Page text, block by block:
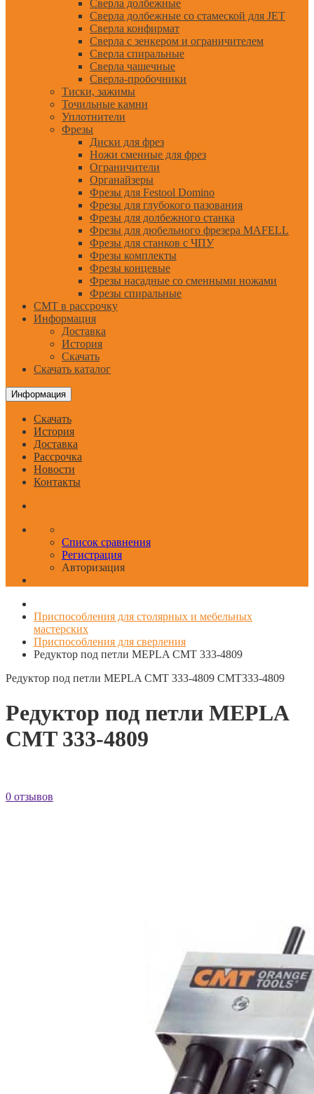
Сверла долбежные
Сверла долбежные со стамеской для JET
Сверла конфирмат
Сверла с зенкером и ограничителем
Сверла спиральные
Сверла чашечные
Сверла-пробочники
Тиски, зажимы
Точильные камни
Уплотнители
Фрезы
Диски для фрез
Ножи сменные для фрез
Ограничители
Органайзеры
Фрезы для Festool Domino
Фрезы для глубокого пазования
Фрезы для долбежного станка
Фрезы для дюбельного фрезера MAFELL
Фрезы для станков с ЧПУ
Фрезы комплекты
Фрезы концевые
Фрезы насадные со сменными ножами
Фрезы спиральные
CMT в рассрочку
Информация
Доставка
История
Скачать
Скачать каталог
Информация
Скачать
История
Доставка
Рассрочка
Новости
Контакты
Список сравнения
Регистрация
Авторизация
Приспособления для столярных и мебельных
мастерских
Приспособления для сверления
Редуктор под петли MEPLA CMT 333-4809
Редуктор под петли MEPLA CMT 333-4809 CMT333-4809
Редуктор под петли MEPLA
CMT 333-4809
0 отзывов